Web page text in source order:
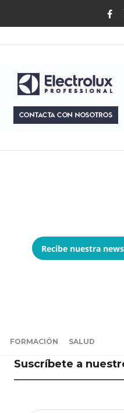
Recibe nuestra
FORMACIÓN SALUD
Suscríbete a